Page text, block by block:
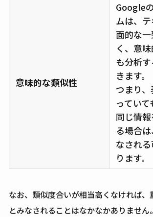
意味的な類似性
Google
ムは、
面的な
く、意
も分析
きます。
つまり
ってい
同じ情
る場合
なされ
ります。
なお、類似度合いが相当高くなければ、
とみなされることはなかなかありません。